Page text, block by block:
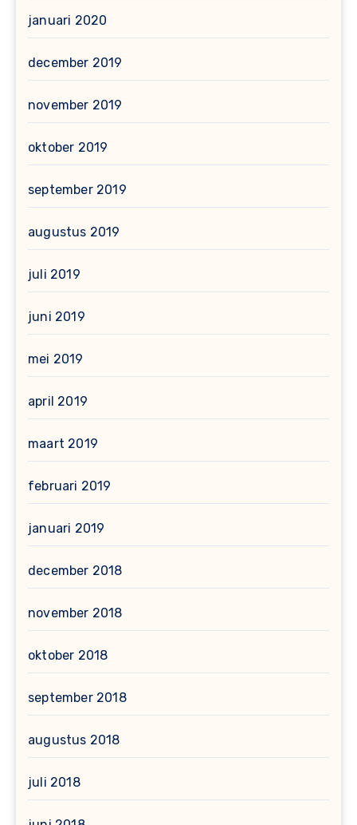
januari 2020
december 2019
november 2019
oktober 2019
september 2019
augustus 2019
juli 2019
juni 2019
mei 2019
april 2019
maart 2019
februari 2019
januari 2019
december 2018
november 2018
oktober 2018
september 2018
augustus 2018
juli 2018